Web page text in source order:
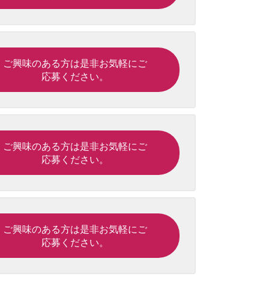
ご興味のある方は是非お気軽にご
応募ください。
ご興味のある方は是非お気軽にご
応募ください。
ご興味のある方は是非お気軽にご
応募ください。